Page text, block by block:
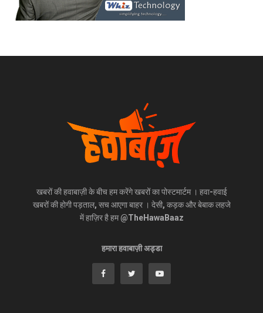
खबरों की हवाबाज़ी के बीच हम करेंगे खबरों का पोस्टमार्टम । हवा-हवाई
खबरों की होगी पड़ताल, सच आएगा बाहर । देसी, कड़क और बेबाक लहजे
में हाज़िर है हम @TheHawaBaaz
हमारा हवाबाज़ी अड्डा